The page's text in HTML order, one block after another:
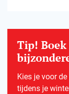
Tip!
Kies je voor
tijdens je